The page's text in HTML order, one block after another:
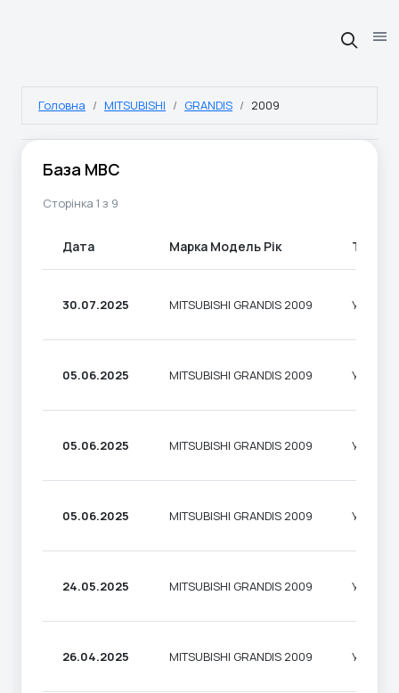
Головна MITSUBISHI GRANDIS 2009
База МВС
Сторінка 1 з 9
Дата Марка Модель Рік Тип
30.07.2025 MITSUBISHI GRANDIS 2009
05.06.2025 MITSUBISHI GRANDIS 2009
05.06.2025 MITSUBISHI GRANDIS 2009
05.06.2025 MITSUBISHI GRANDIS 2009
24.05.2025 MITSUBISHI GRANDIS 2009
26.04.2025 MITSUBISHI GRANDIS 2009